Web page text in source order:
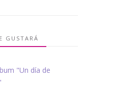
GUSTARÁ
"Un día de